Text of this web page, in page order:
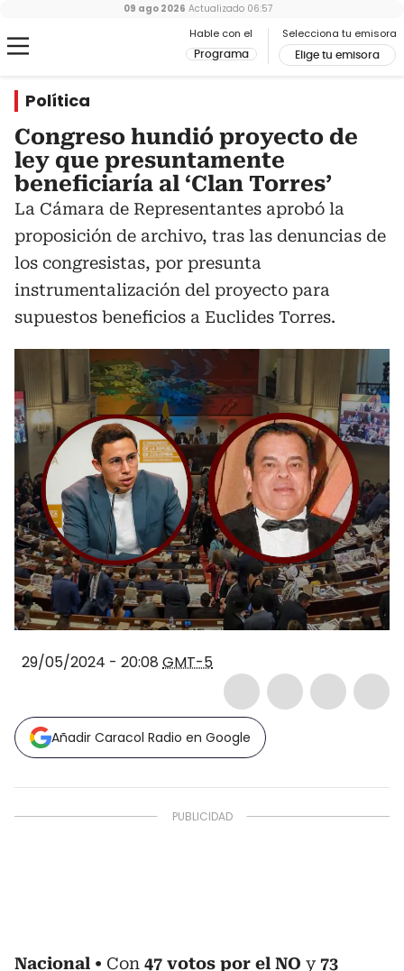
Hable con el
Programa
Selecciona tu emisora
Elige tu emisora
09 ago 2026 Actualizado 06:57
Política
Congreso hundió proyecto de
ley que presuntamente
beneficiaría al ‘Clan Torres’
La Cámara de Representantes aprobó la
proposición de archivo, tras las denuncias de
los congresistas, por presunta
instrumentalización del proyecto para
supuestos beneficios a Euclides Torres.
29/05/2024 - 20:08 GMT-5
Añadir Caracol Radio en Google
Nacional Con 47 votos por el NO y 73